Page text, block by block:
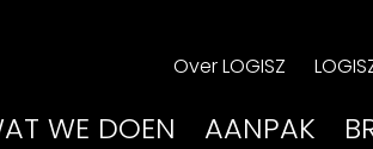
Over LOGISZ
WE DOEN AANPAK